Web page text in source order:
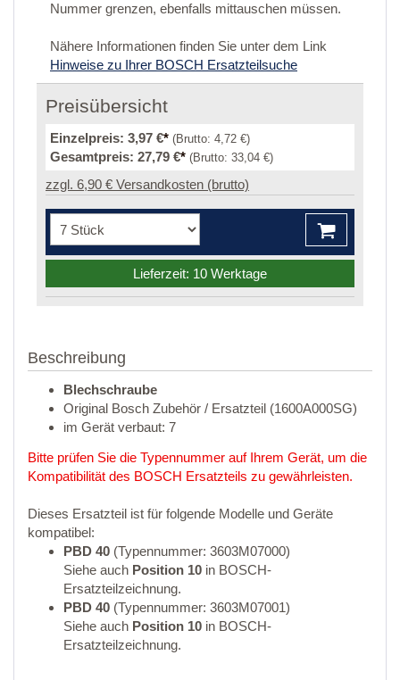
Nummer grenzen, ebenfalls mittauschen müssen.
Nähere Informationen finden Sie unter dem Link
Hinweise zu Ihrer BOSCH Ersatzteilsuche
Preisübersicht
Einzelpreis: 3,97 €* (Brutto: 4,72 €)
Gesamtpreis: 27,79 €* (Brutto: 33,04 €)
zzgl. 6,90 € Versandkosten (brutto)
Lieferzeit: 10 Werktage
Beschreibung
Blechschraube
Original Bosch Zubehör / Ersatzteil (1600A000SG)
im Gerät verbaut: 7
Bitte prüfen Sie die Typennummer auf Ihrem Gerät, um die
Kompatibilität des BOSCH Ersatzteils zu gewährleisten.
Dieses Ersatzteil ist für folgende Modelle und Geräte
kompatibel:
PBD 40 (Typennummer: 3603M07000)
Siehe auch Position 10 in BOSCH-
Ersatzteilzeichnung.
PBD 40 (Typennummer: 3603M07001)
Siehe auch Position 10 in BOSCH-
Ersatzteilzeichnung.